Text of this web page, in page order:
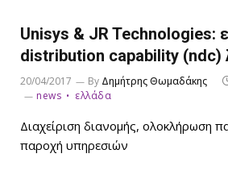
Unisys & JR Technologies:
distribution capability (ndc)
20/04/2017 By Δημήτρης Θωμαδάκης
news
ελλάδα
Διαχείριση διανομής, ολοκλήρωση
παροχή υπηρεσιών